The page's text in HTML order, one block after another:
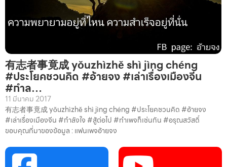
有志者事竟成 yǒuzhìzhě shì jìng chéng
#ประโยคชวนคิด #อ้ายจง #เล่าเรื่องเมืองจีน
#กำล…
11 มีนาคม 2017
有志者事竟成 yǒuzhìzhě shì jìng chéng #ประโยคชวนคิด #อ้ายจง
#เล่าเรื่องเมืองจีน #กำลังใจ #สู้ต่อไป #ทำเพจก็เช่นกัน #อรุณสวัสดิ์
ขอบคุณที่มาของข้อมูล : แฟนเพจอ้ายจง